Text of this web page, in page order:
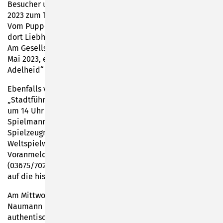
Besucher und Spielzeugfreunde am 18., 19. und 20. Mai
2023 zum Teddy- und Puppenfest im G-Haus geöffnet.
Vom Puppenkleid bis zur fertigen Designerpuppe können
dort Liebhaberstücke bestaunt oder erworben werden.
Am Gesellschaftshaus selbst wird es an Himmelfahrt, 18.
Mai 2023, ein Kinderfest unter dem Motto „Kinderzeit mit
Adelheid“ geben.
Ebenfalls vor dem Gesellschaftshaus, am Treffpunkt
„Stadtführers Hüttla“ wird es am Dienstag, 16. Mai 2023,
um 14 Uhr eine Erlebnis-Stadtführung mit Roland
Spielmann geben. Vergessene Gassen, die Wege der
Spielzeugmacher und verwunschene Villen der einstigen
Weltspielwarenstadt werden angesteuert. Nach
Voranmeldung über die Touristinfo Sonneberg
(03675/702711) geht es für die Besucher 90 Minuten lang
auf die historische Spurensuche.
Am Mittwoch, 17. Mai 2023, kommt die Autorin Kati
Naumann ins Gesellschaftshaus. Sie liest aus ihrem
authentischen, im Jahr 2021 erschienenen